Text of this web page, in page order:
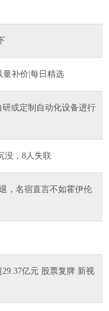
量补价|每日精选
或定制自动化设备进行
没，8人失联
，名宿直言不如霍伊伦
亿元 股票复牌 新视